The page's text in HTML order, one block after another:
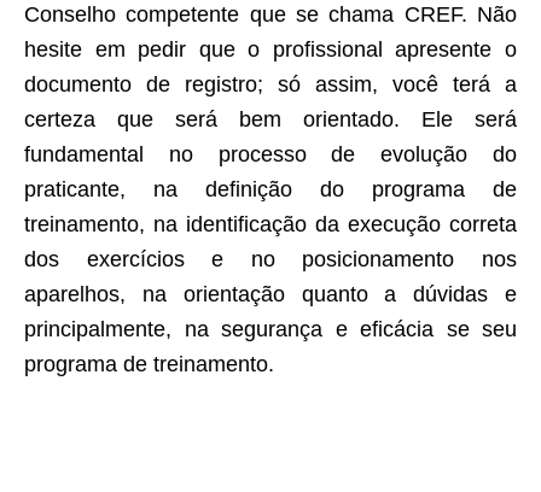
Conselho competente que se chama CREF. Não
hesite em pedir que o profissional apresente o
documento de registro; só assim, você terá a
certeza que será bem orientado. Ele será
fundamental no processo de evolução do
praticante, na definição do programa de
treinamento, na identificação da execução correta
dos exercícios e no posicionamento nos
aparelhos, na orientação quanto a dúvidas e
principalmente, na segurança e eficácia se seu
programa de treinamento.